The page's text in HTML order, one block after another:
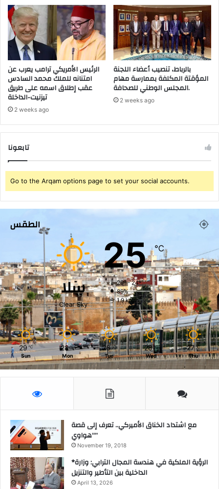
ت
ن
ا
د
ي
ق
ر
ا
ط
ي
ن
ت
ن
ح
ي
ت
ص
ب
ه
.
الرئيس الأمريكي ترامب يعرب عن
امتنانه للملك محمد السادس
عقب إطلاق اسمه على طريق
تيزنيت-الداخلة
2 weeks ago
بالرباط، تنصيب أعضاء اللجنة
المؤقتة المكلفة بممارسة مهام
المجلس الوطني للصحافة.
2 weeks ago
تابعونا
Go to the Arqam options page to set your social accounts.
الطقس
سلا
Clear Sky
25℃
29º - 24º
89%
1.9 km/h
29 ℃
Sun
28 ℃
Mon
26 ℃
Tue
28 ℃
Wed
27 ℃
Thu
مع اشتداد الخناق الأميركي.. تعرف إلى قصة
“هواوي”
November 19, 2018
*الرؤية الملكية في هندسة المجال الترابي: وزارة
الداخلية بين التأطير والتنزيل
April 13, 2026